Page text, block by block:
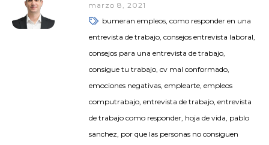
marzo 8, 2021
bumeran empleos, como responder en una
entrevista de trabajo, consejos entrevista laboral,
consejos para una entrevista de trabajo,
consigue tu trabajo, cv mal conformado,
emociones negativas, emplearte, empleos
computrabajo, entrevista de trabajo, entrevista
de trabajo como responder, hoja de vida, pablo
sanchez, por que las personas no consiguen